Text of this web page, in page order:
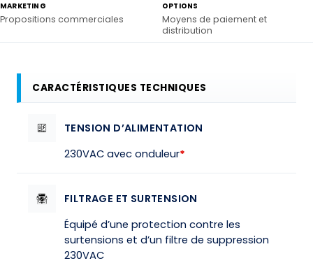
MARKETING
Propositions commerciales
OPTIONS
Moyens de paiement et
distribution
CARACTÉRISTIQUES TECHNIQUES
TENSION D’ALIMENTATION
230VAC avec onduleur*
FILTRAGE ET SURTENSION
Équipé d’une protection contre les
surtensions et d’un filtre de suppression
230VAC